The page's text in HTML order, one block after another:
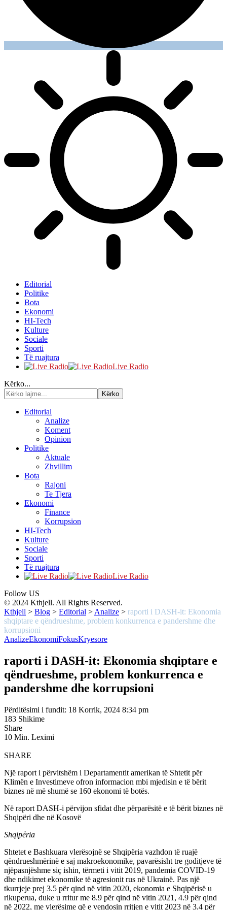
Editorial
Politike
Bota
Ekonomi
HI-Tech
Kulture
Sociale
Sporti
Të ruajtura
Live Radio
Kërko...
Editorial
Analize
Koment
Opinion
Politike
Aktuale
Zhvillim
Bota
Rajoni
Te Tjera
Ekonomi
Finance
Korrupsion
HI-Tech
Kulture
Sociale
Sporti
Të ruajtura
Live Radio
Follow US
© 2024 Kthjell. All Rights Reserved.
Kthjell > Blog > Editorial > Analize > raporti i DASH-it: Ekonomia
shqiptare e qëndrueshme, problem konkurrenca e pandershme dhe
korrupsioni
AnalizeEkonomiFokusKryesore
raporti i DASH-it: Ekonomia shqiptare e
qëndrueshme, problem konkurrenca e
pandershme dhe korrupsioni
Përditësimi i fundit: 18 Korrik, 2024 8:34 pm
183 Shikime
Share
10 Min. Leximi
SHARE
Një raport i përvitshëm i Departamentit amerikan të Shtetit për
Klimën e Investimeve ofron informacion mbi mjedisin e të bërit
biznes në më shumë se 160 ekonomi të botës.
Në raport DASH-i përvijon sfidat dhe përparësitë e të bërit biznes në
Shqipëri dhe në Kosovë
Shqipëria
Shtetet e Bashkuara vlerësojnë se Shqipëria vazhdon të ruajë
qëndrueshmërinë e saj makroekonomike, pavarësisht tre goditjeve të
njëpasnjëshme siç ishin, tërmeti i vitit 2019, pandemia COVID-19
dhe ndikimet ekonomike të agresionit rus në Ukrainë. Pas një
tkurrjeje prej 3.5 për qind në vitin 2020, ekonomia e Shqipërisë u
rikuperua, duke u rritur me 8.9 për qind në vitin 2021, 4.9 për qind
në 2022, me vlerësime që e vendosin rritjen e vitit 2023 në 3.4 për